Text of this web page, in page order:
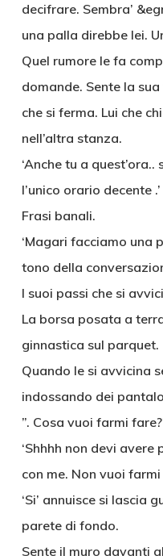
decifrare. Sembra’
una palla direbbe lei.
Quel rumore le fa
domande. Sente la
che si ferma. Lui che
nell’altra stanza.
‘Anche tu a
l’unico orario decente .’
Frasi banali.
‘Magari facciamo una
tono della
I suoi passi che si
La borsa posata a
ginnastica sul parquet.
Quando le si avvicina
indossando dei
”. Cosa vuoi farmi
‘Shhhh non devi
con me. Non vuoi farmi
‘Si’ annuisce si lascia
parete di fondo.
Sente il muro davanti